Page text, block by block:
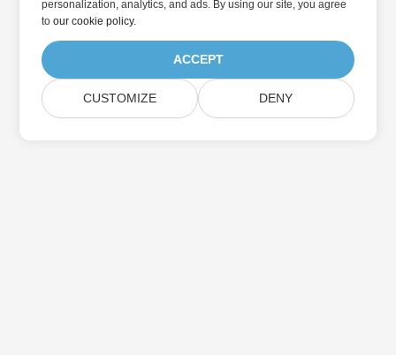
personalization, analytics, and ads. By using our site, you agree
toour cookie policy.
ACCEPT
CUSTOMIZE DENY